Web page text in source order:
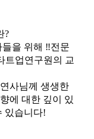
?
을 위해 ‼전문
트업연구원의 교
사님께 생생한
에 대한 깊이 있
있습니다!